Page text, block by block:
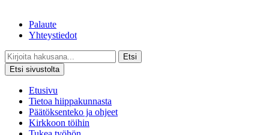
Palaute
Yhteystiedot
Etsi
Etsi sivustolta
Etusivu
Tietoa hiippakunnasta
Päätöksenteko ja ohjeet
Kirkkoon töihin